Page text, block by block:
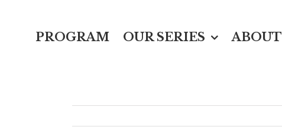
content
for:PROGRAM OUR SERIES ABOUT